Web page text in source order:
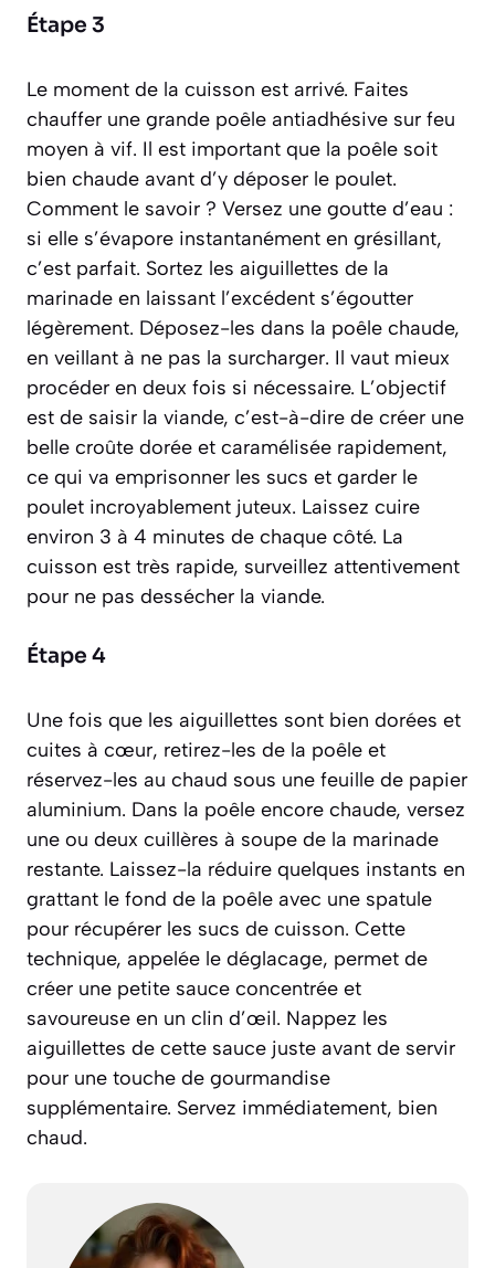
Étape 3
Le moment de la cuisson est arrivé. Faites
chauffer une grande poêle antiadhésive sur feu
moyen à vif. Il est important que la poêle soit
bien chaude avant d’y déposer le poulet.
Comment le savoir ? Versez une goutte d’eau :
si elle s’évapore instantanément en grésillant,
c’est parfait. Sortez les aiguillettes de la
marinade en laissant l’excédent s’égoutter
légèrement. Déposez-les dans la poêle chaude,
en veillant à ne pas la surcharger. Il vaut mieux
procéder en deux fois si nécessaire. L’objectif
est de saisir la viande, c’est-à-dire de créer une
belle croûte dorée et caramélisée rapidement,
ce qui va emprisonner les sucs et garder le
poulet incroyablement juteux. Laissez cuire
environ 3 à 4 minutes de chaque côté. La
cuisson est très rapide, surveillez attentivement
pour ne pas dessécher la viande.
Étape 4
Une fois que les aiguillettes sont bien dorées et
cuites à cœur, retirez-les de la poêle et
réservez-les au chaud sous une feuille de papier
aluminium. Dans la poêle encore chaude, versez
une ou deux cuillères à soupe de la marinade
restante. Laissez-la réduire quelques instants en
grattant le fond de la poêle avec une spatule
pour récupérer les sucs de cuisson. Cette
technique, appelée le déglacage, permet de
créer une petite sauce concentrée et
savoureuse en un clin d’œil. Nappez les
aiguillettes de cette sauce juste avant de servir
pour une touche de gourmandise
supplémentaire. Servez immédiatement, bien
chaud.